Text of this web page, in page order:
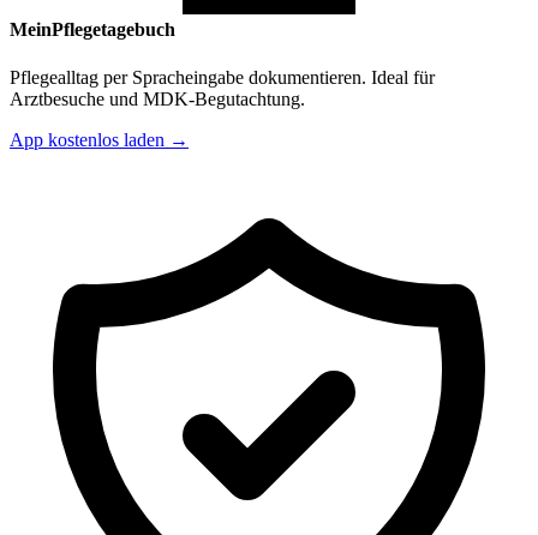
MeinPflegetagebuch
Pflegealltag per Spracheingabe dokumentieren. Ideal für
Arztbesuche und MDK-Begutachtung.
App kostenlos laden →